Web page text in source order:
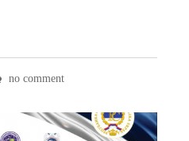
no comment